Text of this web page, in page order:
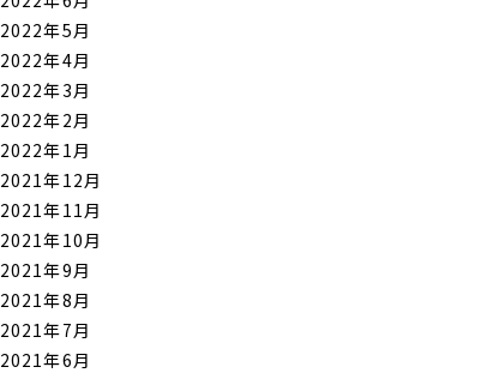
2022年5月
2022年4月
2022年3月
2022年2月
2022年1月
2021年12月
2021年11月
2021年10月
2021年9月
2021年8月
2021年7月
2021年6月